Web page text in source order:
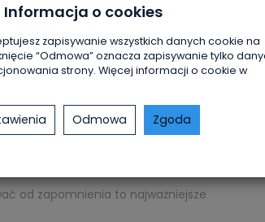
i wzorem do naśladowania jest św.
jego obecnością i świadectwem
niezapomnianej jego obecności na
miejsce
mieszkańców Siedlec. (…)
od zapomnienia to najważniejsze
Informacja o cookies
zapisywanie wszystkich danych cookie na
“Odmowa” oznacza zapisywanie tylko
strony. Więcej informacji o cookie w
Odmowa Zgoda